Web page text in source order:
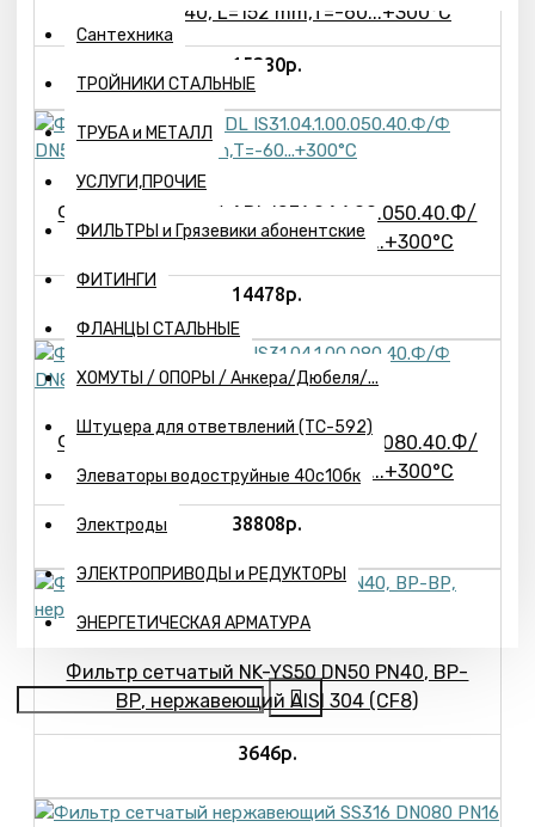
Сантехника
ТРОЙНИКИ СТАЛЬНЫЕ
ТРУБА и МЕТАЛЛ
УСЛУГИ,ПРОЧИЕ
ФИЛЬТРЫ и Грязевики абонентские
ФИТИНГИ
ФЛАНЦЫ СТАЛЬНЫЕ
ХОМУТЫ / ОПОРЫ / Анкера/Дюбеля/...
Штуцера для ответвлений (ТС-592)
Элеваторы водоструйные 40с10бк
Электроды
ЭЛЕКТРОПРИВОДЫ и РЕДУКТОРЫ
ЭНЕРГЕТИЧЕСКАЯ АРМАТУРА
Ф DN25 PN40, L=152 mm,T=-60...+300°C
15230р.
Фильтр сетчатый ADL IS31.04.1.00.050.40.Ф/
Ф DN50 PN40, L=222 mm,T=-60...+300°C
14478р.
Фильтр сетчатый ADL IS31.04.1.00.080.40.Ф/
Ф DN80 PN40, L=278 mm,T=-60...+300°C
38808р.
Фильтр сетчатый NK-YS50 DN50 PN40, ВР-
ВР, нержавеющий AISI 304 (CF8)
3646р.